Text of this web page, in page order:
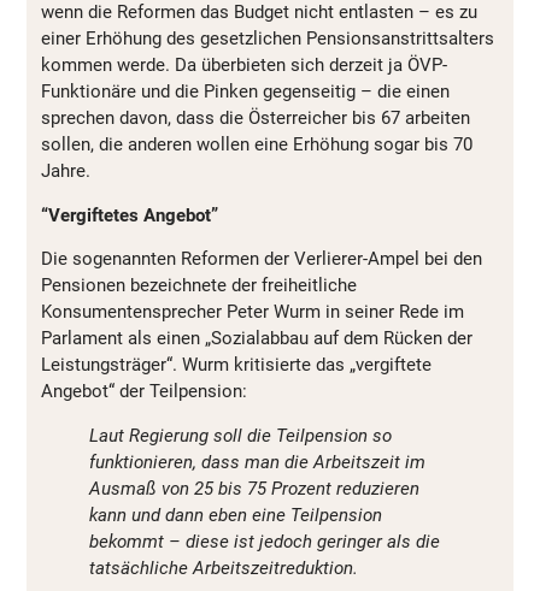
wenn die Reformen das Budget nicht entlasten – es zu
einer Erhöhung des gesetzlichen Pensionsanstrittsalters
kommen werde. Da überbieten sich derzeit ja ÖVP-
Funktionäre und die Pinken gegenseitig – die einen
sprechen davon, dass die Österreicher bis 67 arbeiten
sollen, die anderen wollen eine Erhöhung sogar bis 70
Jahre.
“Vergiftetes Angebot”
Die sogenannten Reformen der Verlierer-Ampel bei den
Pensionen bezeichnete der freiheitliche
Konsumentensprecher Peter Wurm in seiner Rede im
Parlament als einen „Sozialabbau auf dem Rücken der
Leistungsträger“. Wurm kritisierte das „vergiftete
Angebot“ der Teilpension:
Laut Regierung soll die Teilpension so
funktionieren, dass man die Arbeitszeit im
Ausmaß von 25 bis 75 Prozent reduzieren
kann und dann eben eine Teilpension
bekommt – diese ist jedoch geringer als die
tatsächliche Arbeitszeitreduktion.